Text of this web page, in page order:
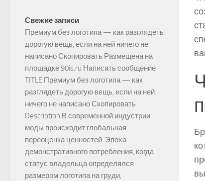
Свежие записи
Премиум без логотипа — как разглядеть
дорогую вещь, если на ней ничего не
написано Скопировать Размещена на
площадке 90is.ru Написать сообщение
TITLE Премиум без логотипа — как
разглядеть дорогую вещь, если на ней
ничего не написано Скопировать
Description В современной индустрии
моды происходит глобальная
переоценка ценностей. Эпоха
демонстративного потребления, когда
статус владельца определялся
размером логотипа на груди,